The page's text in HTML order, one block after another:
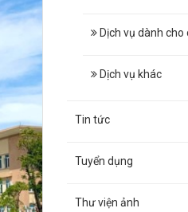
Dịch vụ dành cho
Dịch vụ khác
Tin tức
Tuyển dụng
Thư viện ảnh